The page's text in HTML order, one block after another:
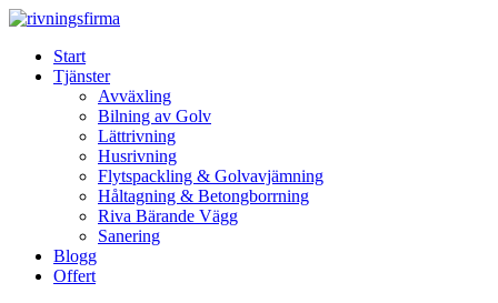
Skip
contentStart
Tjänster
Avväxling
Bilning av Golv
Lättrivning
Husrivning
Flytspackling & Golvavjämning
Håltagning & Betongborrning
Riva Bärande Vägg
Sanering
Blogg
Offert